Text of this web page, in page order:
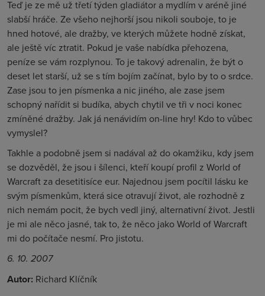
Teď je ze mě už třetí týden gladiátor a mydlím v aréně jiné
slabší hráče. Ze všeho nejhorší jsou nikoli souboje, to je
hned hotové, ale dražby, ve kterých můžete hodně získat,
ale ještě víc ztratit. Pokud je vaše nabídka přehozena,
peníze se vám rozplynou. To je takový adrenalin, že být o
deset let starší, už se s tím bojím začínat, bylo by to o srdce.
Zase jsou to jen písmenka a nic jiného, ale zase jsem
schopný nařídit si budíka, abych chytil ve tři v noci konec
zmíněné dražby. Jak já nenávidím on-line hry! Kdo to vůbec
vymyslel?
Takhle a podobně jsem si nadával až do okamžiku, kdy jsem
se dozvěděl, že jsou i šílenci, kteří koupí profil z World of
Warcraft za desetitisíce eur. Najednou jsem pocítil lásku ke
svým písmenkům, která sice otravují život, ale rozhodně z
nich nemám pocit, že bych vedl jiný, alternativní život. Jestli
je mi ale něco jasné, tak to, že něco jako World of Warcraft
mi do počítače nesmí. Pro jistotu.
6. 10. 2007
Autor: Richard Klíčník